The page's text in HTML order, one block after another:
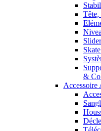
Tête,
&
Accessoire